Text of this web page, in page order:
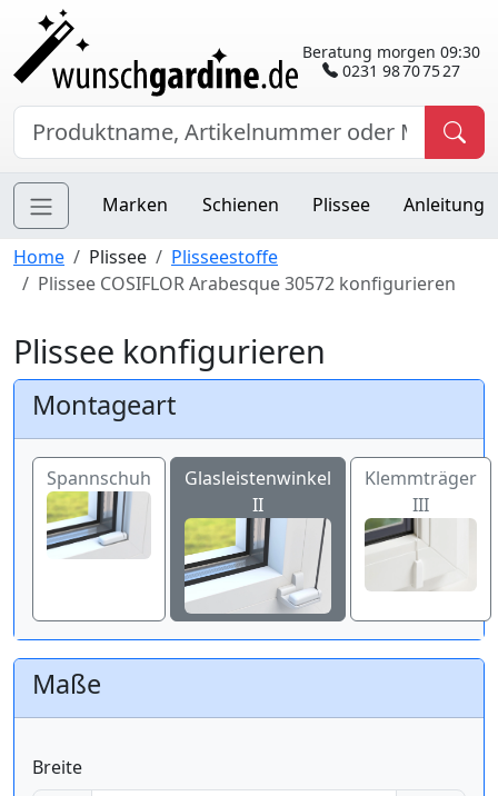
Beratung morgen 09:30
0231 98 70 75 27
Marken Schienen Plissee Anleitung
Home Plissee
Plisseestoffe
Plissee COSIFLOR Arabesque 30572 konfigurieren
Plissee konfigurieren
Montageart
Spannschuh
Glasleistenwinkel
II
Klemmträger
III
Maße
Breite